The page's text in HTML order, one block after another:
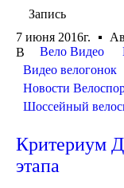
Запись
7 июня 2016г.
В
Вело Видео
Видео велогонок
Новости
Шоссейный
Критериум
этапа